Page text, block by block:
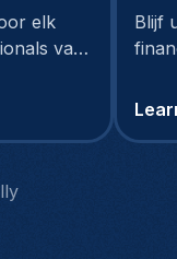
elk
van
Blijf